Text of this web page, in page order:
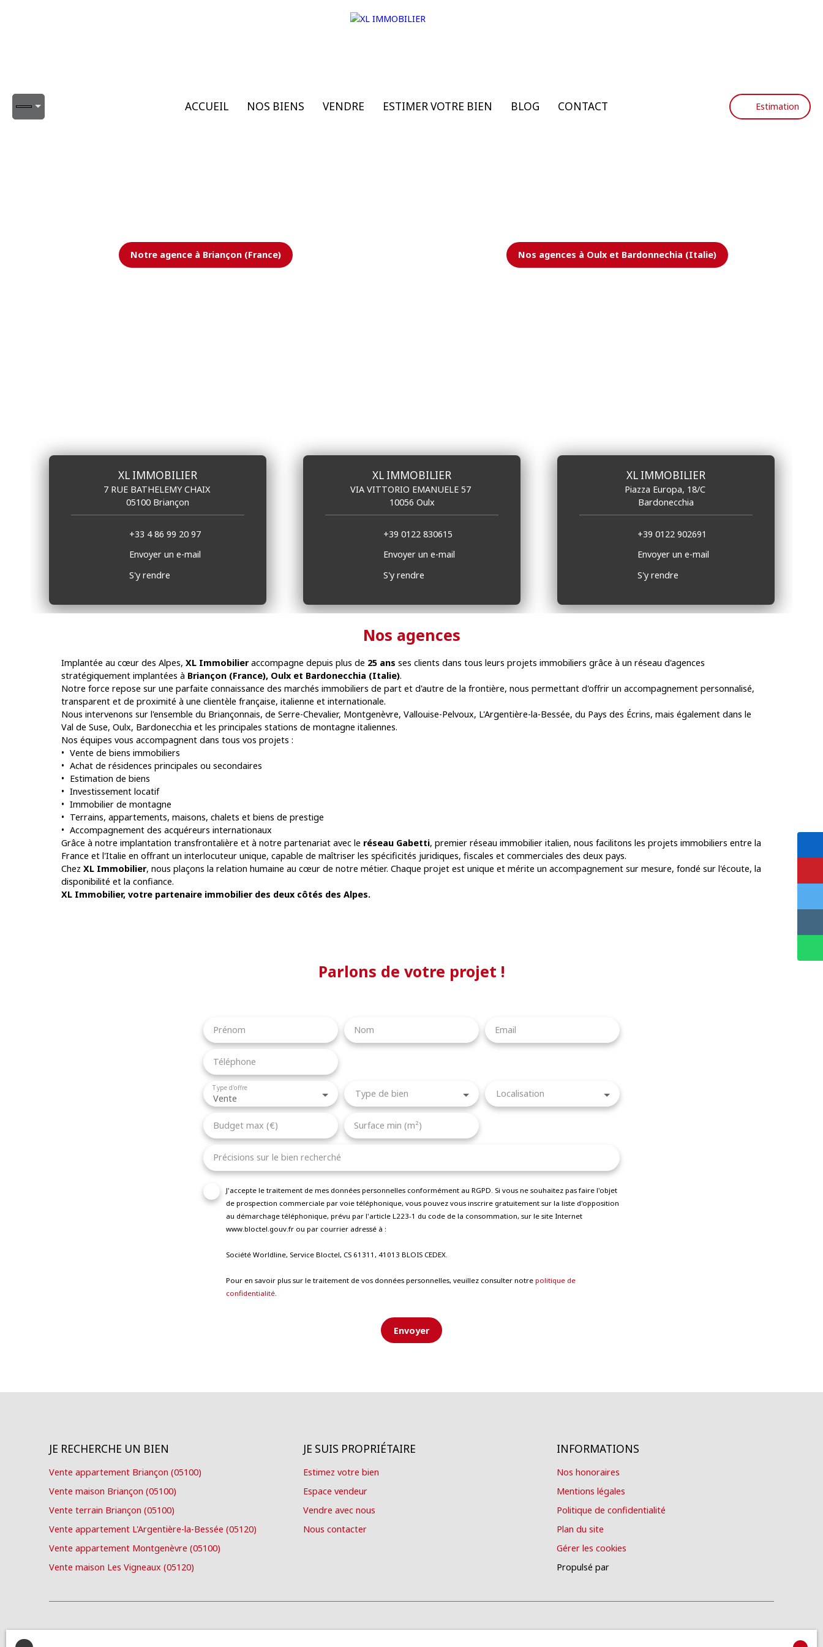
ACCUEIL NOS BIENS VENDRE ESTIMER VOTRE BIEN BLOG CONTACT Estimation
Notre agence à Briançon (France) Nos agences à Oulx et Bardonnechia (Italie)
XL IMMOBILIER
7 RUE BATHELEMY CHAIX
05100 Briançon
+33 4 86 99 20 97
Envoyer un e-mail
S'y rendre
XL IMMOBILIER
VIA VITTORIO EMANUELE 57
10056 Oulx
+39 0122 830615
Envoyer un e-mail
S'y rendre
XL IMMOBILIER
Piazza Europa, 18/C
Bardonecchia
+39 0122 902691
Envoyer un e-mail
S'y rendre
Nos agences
Implantée au cœur des Alpes, XL Immobilieraccompagne depuis plus de 25 ans ses clients dans tous leurs projets immobiliers grâce à un réseau d'agences
stratégiquement implantées à Briançon (France), Oulx et Bardonecchia (Italie).
Notre force repose sur une parfaite connaissance des marchés immobiliers de part et d'autre de la frontière, nous permettant d'offrir un accompagnement personnalisé,
transparent et de proximité à une clientèle française, italienne et internationale.
Nous intervenons sur l'ensemble du Briançonnais, de Serre-Chevalier, Montgenèvre, Vallouise-Pelvoux, L'Argentière-la-Bessée, du Pays des Écrins, mais également dans le
Val de Suse, Oulx, Bardonecchia et les principales stations de montagne italiennes.
Nos équipes vous accompagnent dans tous vos projets :
Vente de biens immobiliers
Achat de résidences principales ou secondaires
Estimation de biens
Investissement locatif
Immobilier de montagne
Terrains, appartements, maisons, chalets et biens de prestige
Accompagnement des acquéreurs internationaux
Grâce à notre implantation transfrontalière et à notre partenariat avec le réseau Gabetti, premier réseau immobilier italien, nous facilitons les projets immobiliers entre la
France et l'Italie en offrant un interlocuteur unique, capable de maîtriser les spécificités juridiques, fiscales et commerciales des deux pays.
Chez XL Immobilier, nous plaçons la relation humaine au cœur de notre métier. Chaque projet est unique et mérite un accompagnement sur mesure, fondé sur l'écoute, la
disponibilité et la confiance.
XL Immobilier, votre partenaire immobilier des deux côtés des Alpes.
Parlons de votre projet !
Prénom Nom Email
Téléphone
Vente
Type d'offre Type de bien Localisation
Budget max (€) Surface min (m²)
Précisions sur le bien recherché
J'accepte le traitement de mes données personnelles conformément au RGPD. Si vous ne souhaitez pas faire l'objet
de prospection commerciale par voie téléphonique, vous pouvez vous inscrire gratuitement sur la liste d'opposition
au démarchage téléphonique, prévu par l'article L223-1 du code de la consommation, sur le site Internet
www.bloctel.gouv.fr ou par courrier adressé à :
Société Worldline, Service Bloctel, CS 61311, 41013 BLOIS CEDEX.
Pour en savoir plus sur le traitement de vos données personnelles, veuillez consulter notre politique de
confidentialité.
Envoyer
JE RECHERCHE UN BIEN
Vente appartement Briançon (05100)
Vente maison Briançon (05100)
Vente terrain Briançon (05100)
Vente appartement L'Argentière-la-Bessée (05120)
Vente appartement Montgenèvre (05100)
Vente maison Les Vigneaux (05120)
JE SUIS PROPRIÉTAIRE
Estimez votre bien
Espace vendeur
Vendre avec nous
Nous contacter
INFORMATIONS
Nos honoraires
Mentions légales
Politique de confidentialité
Plan du site
Gérer les cookies
Propulsé par